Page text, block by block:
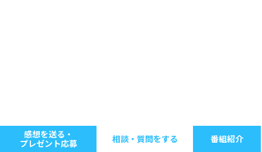
感想を送る・
プレゼント応募
相談・質問をする 番組紹介